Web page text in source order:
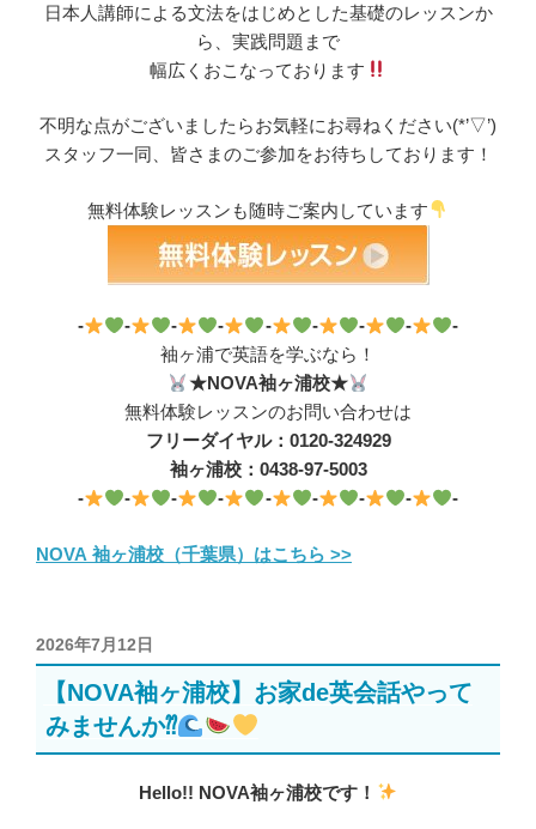
日本人講師による文法をはじめとした基礎のレッスンか
ら、実践問題まで
幅広くおこなっております
不明な点がございましたらお気軽にお尋ねください(*’▽’)
スタッフ一同、皆さまのご参加をお待ちしております！
無料体験レッスンも随時ご案内しています
- - - - - - - -
-
袖ヶ浦で英語を学ぶなら！
★NOVA袖ヶ浦校★
無料体験レッスンのお問い合わせは
フリーダイヤル：0120-324929
袖ヶ浦校：0438-97-5003
-
- - - - - - - -
NOVA 袖ヶ浦校（千葉県）はこちら >>
投
稿
2026年7月12日
【NOVA袖ヶ浦校】お家de英会話やって
みませんか⁇
Hello!! NOVA袖ヶ浦校です！